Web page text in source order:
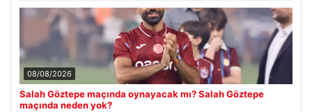
08/08/2026
Salah Göztepe maçında oynayacak mı? Salah Göztepe
maçında neden yok?